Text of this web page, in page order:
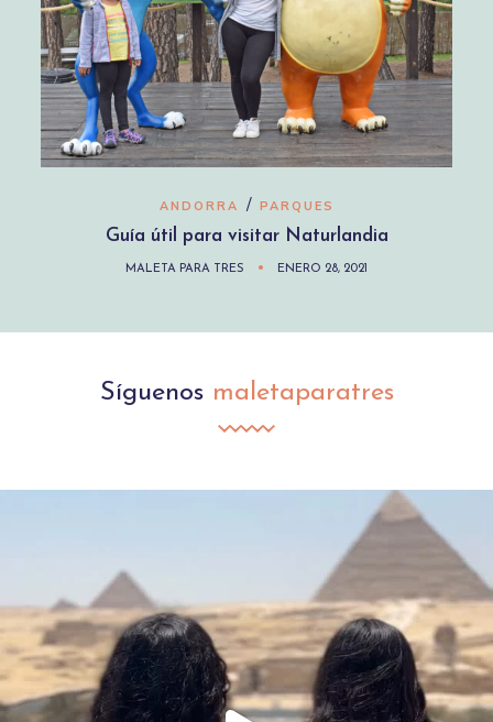
ANDORRA / PARQUES
Guía útil para visitar Naturlandia
MALETA PARA TRES ENERO 28, 2021
Síguenos maletaparatres